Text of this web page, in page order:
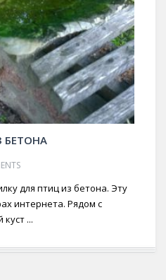
БЕТОНА
для птиц из бетона. Эту
интернета. Рядом с
...